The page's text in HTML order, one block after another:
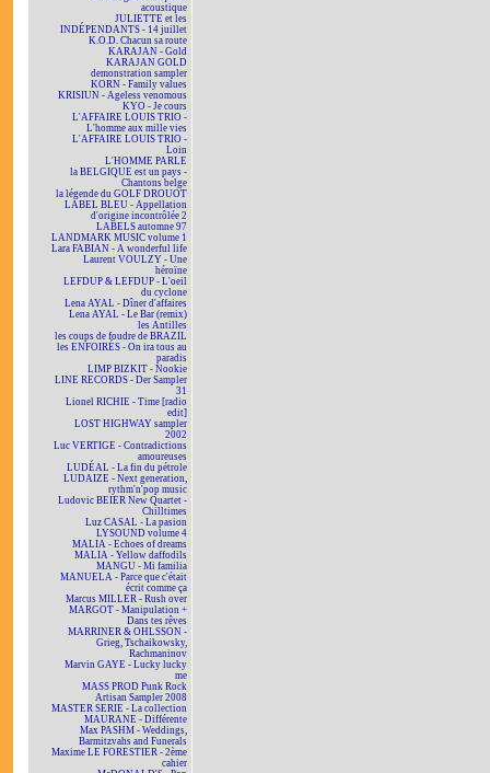
acoustique
JULIETTE et les
INDÉPENDANTS - 14 juillet
K.O.D. Chacun sa route
KARAJAN - Gold
KARAJAN GOLD
demonstration sampler
KORN - Family values
KRISIUN - Ageless venomous
KYO - Je cours
L'AFFAIRE LOUIS TRIO -
L'homme aux mille vies
L'AFFAIRE LOUIS TRIO -
Loin
L'HOMME PARLE
la BELGIQUE est un pays -
Chantons belge
la légende du GOLF DROUOT
LABEL BLEU - Appellation
d'origine incontrôlée 2
LABELS automne 97
LANDMARK MUSIC volume 1
Lara FABIAN - A wonderful life
Laurent VOULZY - Une
héroïne
LEFDUP & LEFDUP - L'oeil
du cyclone
Lena AYAL - Dîner d'affaires
Lena AYAL - Le Bar (remix)
les Antilles
les coups de foudre de BRAZIL
les ENFOIRÉS - On ira tous au
paradis
LIMP BIZKIT - Nookie
LINE RECORDS - Der Sampler
31
Lionel RICHIE - Time [radio
edit]
LOST HIGHWAY sampler
2002
Luc VERTIGE - Contradictions
amoureuses
LUDÉAL - La fin du pétrole
LUDAIZE - Next generation,
rythm'n'pop music
Ludovic BEIER New Quartet -
Chilltimes
Luz CASAL - La pasion
LYSOUND volume 4
MALIA - Echoes of dreams
MALIA - Yellow daffodils
MANGU - Mi familia
MANUELA - Parce que c'était
écrit comme ça
Marcus MILLER - Rush over
MARGOT - Manipulation +
Dans tes rêves
MARRINER & OHLSSON -
Grieg, Tschaikowsky,
Rachmaninov
Marvin GAYE - Lucky lucky
me
MASS PROD Punk Rock
Artisan Sampler 2008
MASTER SERIE - La collection
MAURANE - Différente
Max PASHM - Weddings,
Barmitzvahs and Funerals
Maxime LE FORESTIER - 2ème
cahier